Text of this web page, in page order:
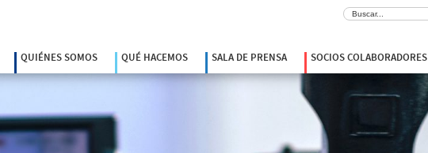
Buscar:
QUIÉNES SOMOS QUÉ HACEMOS SALA DE PRENSA SOCIOS COLABORADORES